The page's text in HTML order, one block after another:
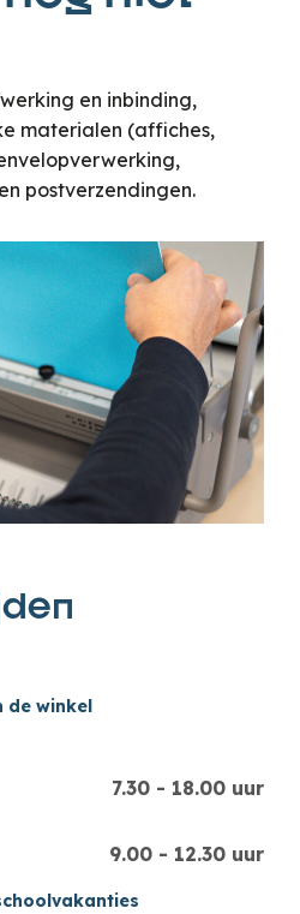
en inbinding,
materialen (affiches,
postverzendingen.
de winkel
7.30 - 18.00 uur
9.00 - 12.30 uur